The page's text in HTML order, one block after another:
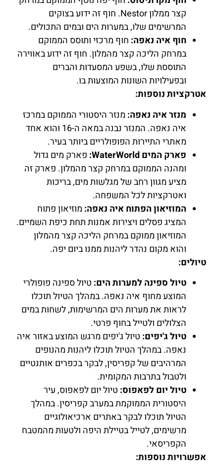
קצר ממלון Nestor. חוף זה ידוע בצוקים
המרשימים שלו, במערות הים ובמים התכולים.
חוף איה נאפה: חוף מרכזי ותוסס הממוקם
במרחק הליכה קצר מהמלון. חוף זה ידוע באווירה
התוססת שלו, בשפע המסעדות והברים
ובפעילויות השונות המוצעות בו.
אטרקציות נוספות:
מנזר איה נאפה: מנזר היסטורי הממוקם במרכז
איה נאפה. המנזר נבנה במאה ה-16 והוא אחד
מאתרי התיירות הפופולריים ביותר בעיר.
פארק המים WaterWorld:
פארק מים גדול
ומהנה הממוקם במרחק קצר מהמלון. פארק זה
מציע מגוון רחב של מגלשות מים, בריכות
ואטרקציות לכל המשפחה.
המוזיאון הפתוח איה נאפה: מוזיאון פתוח
המציג פסלים ויצירות אמנות תחת כיפת השמיים.
המוזיאון ממוקם במרחק הליכה קצר מהמלון
והוא מקום נהדר ליהנות ממנו ביום יפה.
טיולים:
טיול ספינה למערות הים: טיול ספינה פופולרי
המוצע מחוף איה נאפה. במהלך הטיול תוכלו
לראות את מערות הים המרשימות, לשחות במים
הצלולים ולטייל בחוף פרטי.
טיול ג'יפים: טיול ג'יפים מרגש המוצע באזור איה
נאפה. במהלך הטיול תוכלו ליהנות מהנופים
המרהיבים של קפריסין, לבקר בכפרים אותנטיים
ולטבול בתרבות המקומית.
טיול יום לפאפוס: טיול יום לפאפוס, עיר
היסטורית הממוקמת במערב קפריסין. במהלך
הטיול תוכלו לבקר באתרים ארכיאולוגיים
מרשימים, לטייל בטיילת היפה ולטעות מהמטבח
הקפריסאי.
אפשרויות נוספות: